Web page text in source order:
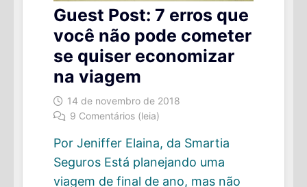
Guest Post: 7 erros que
você não pode cometer
se quiser economizar
na viagem
14 de novembro de 2018
9 Comentários (leia)
Por Jeniffer Elaina, da Smartia
Seguros Está planejando uma
viagem de final de ano, mas não